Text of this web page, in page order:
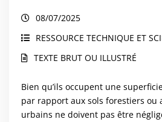
08/07/2025
RESSOURCE TECHNIQUE ET
TEXTE BRUT OU ILLUSTRÉ
Bien qu’ils occupent une
par rapport aux sols forestiers ou
urbains ne doivent pas être